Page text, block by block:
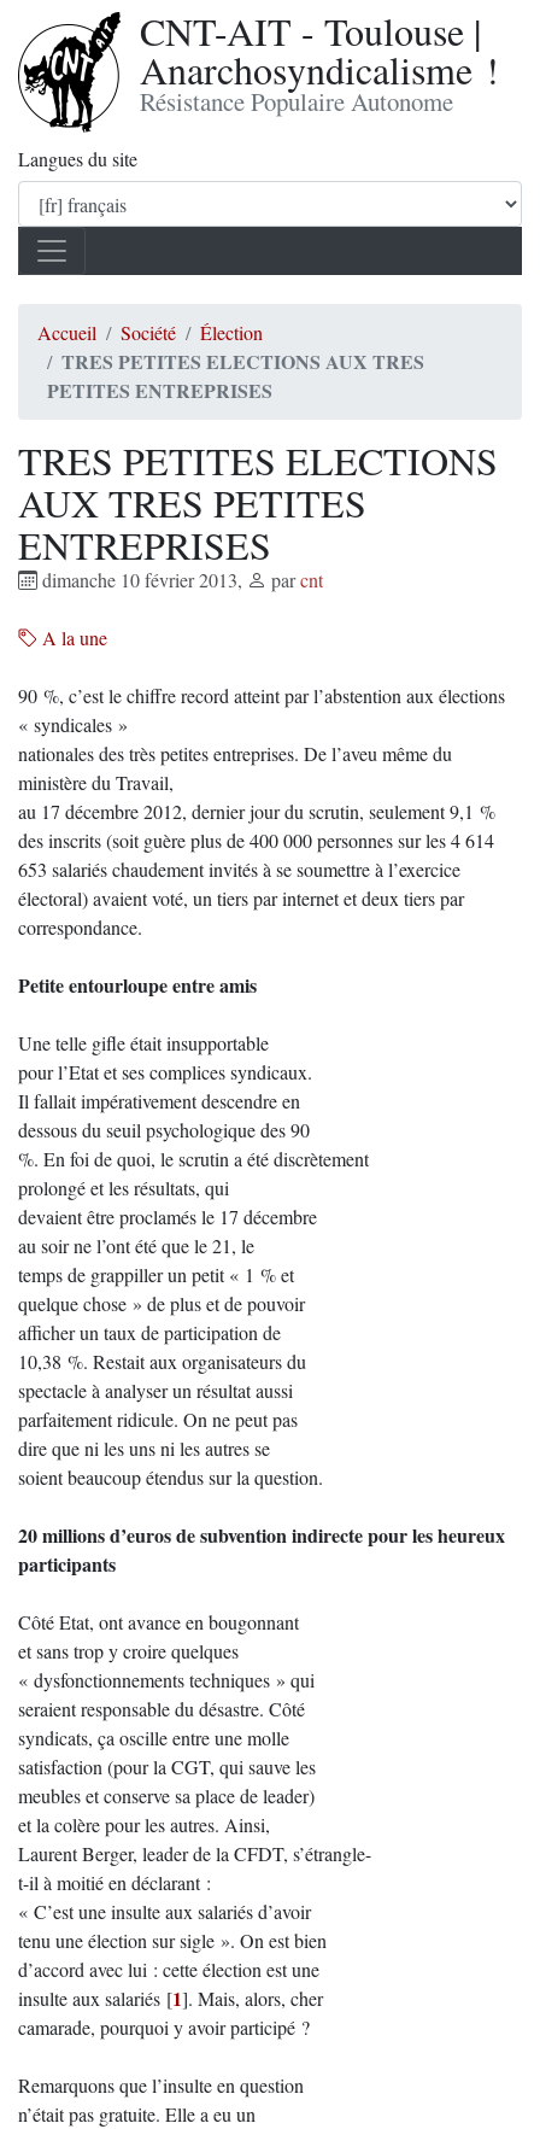
CNT-AIT - Toulouse |
Anarchosyndicalisme !
Résistance Populaire Autonome
Langues du site
Accueil Société Élection
TRES PETITES ELECTIONS AUX TRES
PETITES ENTREPRISES
TRES PETITES ELECTIONS
AUX TRES PETITES
ENTREPRISES
dimanche 10 février 2013, parcnt
A la une
90 %, c’est le chiffre record atteint par l’abstention aux élections
« syndicales »
nationales des très petites entreprises. De l’aveu même du
ministère du Travail,
au 17 décembre 2012, dernier jour du scrutin, seulement 9,1 %
des inscrits (soit guère plus de 400 000 personnes sur les 4 614
653 salariés chaudement invités à se soumettre à l’exercice
électoral) avaient voté, un tiers par internet et deux tiers par
correspondance.
Petite entourloupe entre amis
Une telle gifle était insupportable
pour l’Etat et ses complices syndicaux.
Il fallait impérativement descendre en
dessous du seuil psychologique des 90
%. En foi de quoi, le scrutin a été discrètement
prolongé et les résultats, qui
devaient être proclamés le 17 décembre
au soir ne l’ont été que le 21, le
temps de grappiller un petit « 1 % et
quelque chose » de plus et de pouvoir
afficher un taux de participation de
10,38 %. Restait aux organisateurs du
spectacle à analyser un résultat aussi
parfaitement ridicule. On ne peut pas
dire que ni les uns ni les autres se
soient beaucoup étendus sur la question.
20 millions d’euros de subvention indirecte pour les heureux
participants
Côté Etat, ont avance en bougonnant
et sans trop y croire quelques
« dysfonctionnements techniques » qui
seraient responsable du désastre. Côté
syndicats, ça oscille entre une molle
satisfaction (pour la CGT, qui sauve les
meubles et conserve sa place de leader)
et la colère pour les autres. Ainsi,
Laurent Berger, leader de la CFDT, s’étrangle-
t-il à moitié en déclarant :
« C’est une insulte aux salariés d’avoir
tenu une élection sur sigle ». On est bien
d’accord avec lui : cette élection est une
insulte aux salariés [1]. Mais, alors, cher
camarade, pourquoi y avoir participé ?
Remarquons que l’insulte en question
n’était pas gratuite. Elle a eu un